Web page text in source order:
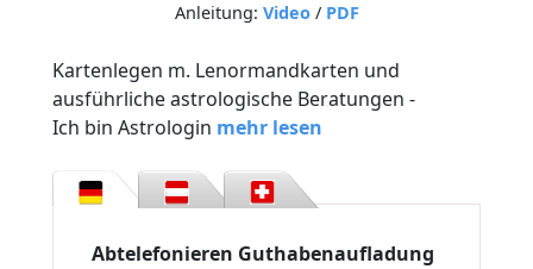
Anleitung: Video / PDF
Kartenlegen m. Lenormandkarten und
ausführliche astrologische Beratungen -
Ich bin Astrologin mehr lesen
Abtelefonieren Guthabenaufladung